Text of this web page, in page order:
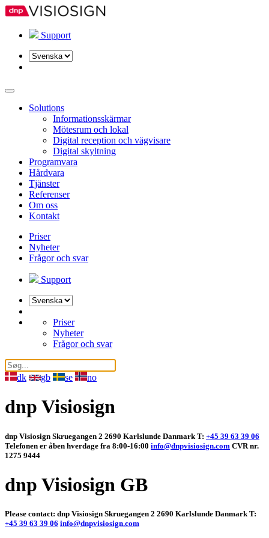
Support
Välj
Solutions
Informationsskärmar
Mötesrum och lokal
Digital reception och vägvisare
Digital skyltning
Programvara
Hårdvara
Tjänster
Referenser
Om oss
Kontakt
Priser
Nyheter
Frågor och svar
Support
Välj
språk Priser
Nyheter
Frågor och svar
dk gb se no
dnp Visiosign
dnp Visiosign Skruegangen 2 2690 Karlslunde Danmark T: +45 39 63 39 06
Telefonen er åben hverdage fra 8:00-16:00 info@dnpvisiosign.com CVR nr.
1275 9444
dnp Visiosign GB
Please contact: dnp Visiosign Skruegangen 2 2690 Karlslunde Danmark T:
+45 39 63 39 06 info@dnpvisiosign.com